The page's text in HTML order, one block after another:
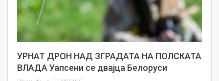
УРНАТ ДРОН НАД ЗГРАДАТА НА ПОЛСКАТА
ВЛАДА Уапсени се двајца Белоруси